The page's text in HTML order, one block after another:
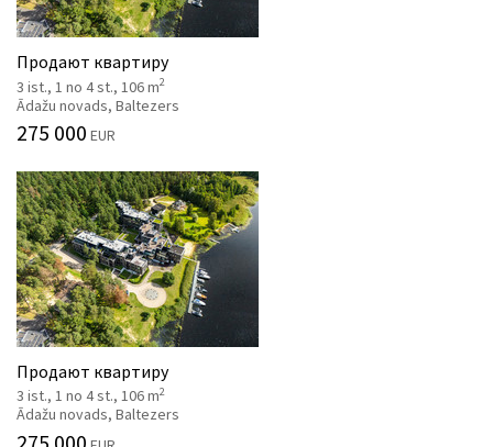
Продают квартиру
3 ist., 1 no 4 st., 106 m2
Ādažu novads, Baltezers
275 000 EUR
Продают квартиру
3 ist., 1 no 4 st., 106 m2
Ādažu novads, Baltezers